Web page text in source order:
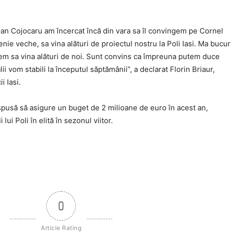
Cojocaru am încercat încă din vara sa îl convingem pe Cornel
veche, sa vina alături de proiectul nostru la Poli Iasi. Ma bucur
sa vina alături de noi. Sunt convins ca împreuna putem duce
vom stabili la începutul săptămânii”, a declarat Florin Briaur,
Iasi.
să asigure un buget de 2 milioane de euro în acest an,
lui Poli în elită în sezonul viitor.
0
Article Rating